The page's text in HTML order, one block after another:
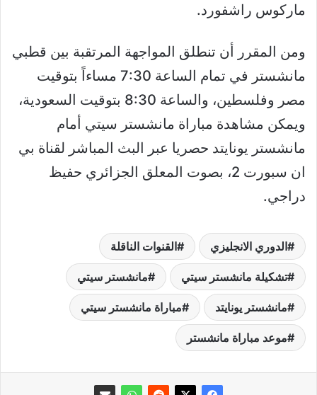
ماركوس راشفورد.
ومن المقرر أن تنطلق المواجهة المرتقبة بين قطبي
مانشستر في تمام الساعة 7:30 مساءاً بتوقيت
مصر وفلسطين، والساعة 8:30 بتوقيت السعودية،
ويمكن مشاهدة مباراة مانشستر سيتي أمام
مانشستر يونايتد حصريا عبر البث المباشر لقناة بي
ان سبورت 2، بصوت المعلق الجزائري حفيظ
دراجي.
الدوري الانجليزي القنوات الناقلة
تشكيلة مانشستر سيتي مانشستر سيتي
مانشستر يونايتد مباراة مانشستر سيتي
موعد مباراة مانشستر